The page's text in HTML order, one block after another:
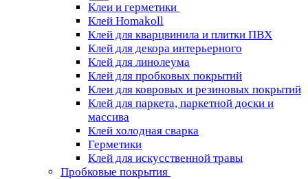
Клеи и герметики
Клей Homakoll
Клей для кварцвинила и плитки ПВХ
Клей для декора интерьерного
Клей для линолеума
Клей для пробковых покрытий
Клеи для ковровых и резиновых покрытий
Клей для паркета, паркетной доски и
массива
Клей холодная сварка
Герметики
Клей для искусственной травы
Пробковые покрытия